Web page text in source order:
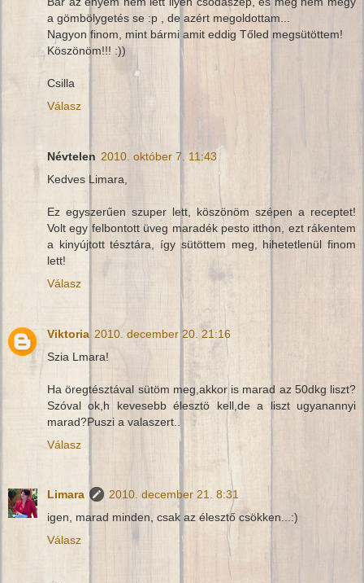
a gömbölygetés se :p , de azért megoldottam...
Nagyon finom, mint bármi amit eddig Tőled megsütöttem!
Köszönöm!!! :))
Csilla
Válasz
Névtelen 2010. október 7. 11:43
Kedves Limara,
Ez egyszerűen szuper lett, köszönöm szépen a receptet!
Volt egy felbontott üveg maradék pesto itthon, ezt rákentem
a kinyújtott tésztára, így sütöttem meg, hihetetlenül finom
lett!
Válasz
Viktoria 2010. december 20. 21:16
Szia Lmara!
Ha öregtésztával sütöm meg,akkor is marad az 50dkg liszt?
Szóval ok,h kevesebb élesztö kell,de a liszt ugyanannyi
marad?Puszi a valaszert..
Válasz
Limara
2010. december 21. 8:31
igen, marad minden, csak az élesztő csökken...:)
Válasz